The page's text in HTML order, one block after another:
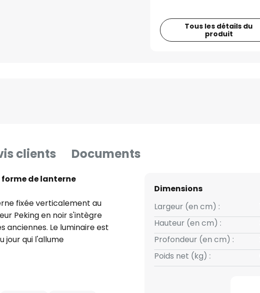
Tous les détails du
produit
clients Documents
de lanterne
fixée verticalement au
Peking en noir s'intègre
Le luminaire est
jour qui l'allume
nuit et l'éteint à l'aube.
:
Dimensions
Largeur (en cm) :
Hauteur (en cm) :
Profondeur (en cm) :
Poids net (kg) :